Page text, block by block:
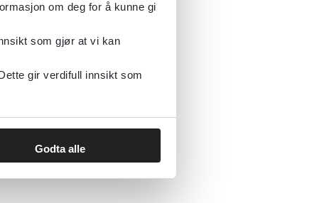
om deg for å kunne gi
som gjør at vi kan
gir verdifull innsikt som
Godta alle